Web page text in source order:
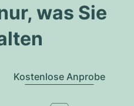
was Sie
Kostenlose Anprobe